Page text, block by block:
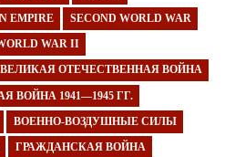
EMPIRE SECOND WORLD WAR
WAR II
ВЕЛИКАЯ ОТЕЧЕСТВЕННАЯ ВОЙНА
ВОЙНА 1941—1945 ГГ.
ВОЕННО-ВОЗДУШНЫЕ СИЛЫ
ГРАЖДАНСКАЯ ВОЙНА